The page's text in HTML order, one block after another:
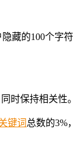
藏的100个字符
时保持相关性。
键词 总数的3%，